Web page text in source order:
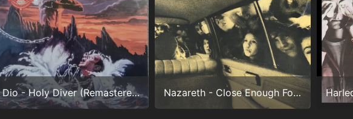
Dio - Holy Diver (Remastered) (24/96.0) Nazareth - Close Enough For Rock'n'Roll (24/192.0)